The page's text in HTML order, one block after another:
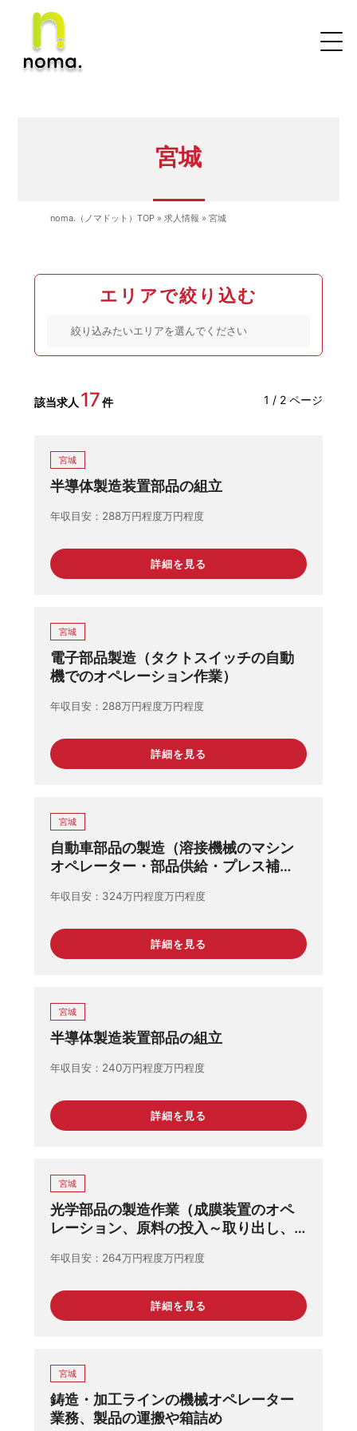
宮城
noma.（ノマドット）TOP» 求人情報 » 宮城
エリアで絞り込む
該当求人 17件 1 / 2 ページ
宮城
半導体製造装置部品の組立
年収目安 288万円程度万円程度
詳細を見る
宮城
電子部品製造（タクトスイッチの自動
機でのオペレーション作業）
年収目安 288万円程度万円程度
詳細を見る
宮城
自動車部品の製造（溶接機械のマシン
オペレーター・部品供給・プレス補
年収目安 324万円程度万円程度
詳細を見る
宮城
半導体製造装置部品の組立
年収目安 240万円程度万円程度
詳細を見る
宮城
光学部品の製造作業（成膜装置のオペ
レーション、原料の投入～取り出し、
＆リセット及び測定器の操作、パソコ
年収目安 264万円程度万円程度
詳細を見る
宮城
鋳造・加工ラインの機械オペレーター
業務、製品の運搬や箱詰め